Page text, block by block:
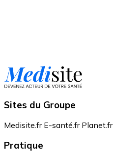
Sites du Groupe
Medisite.fr E-santé.fr Planet.fr
Pratique